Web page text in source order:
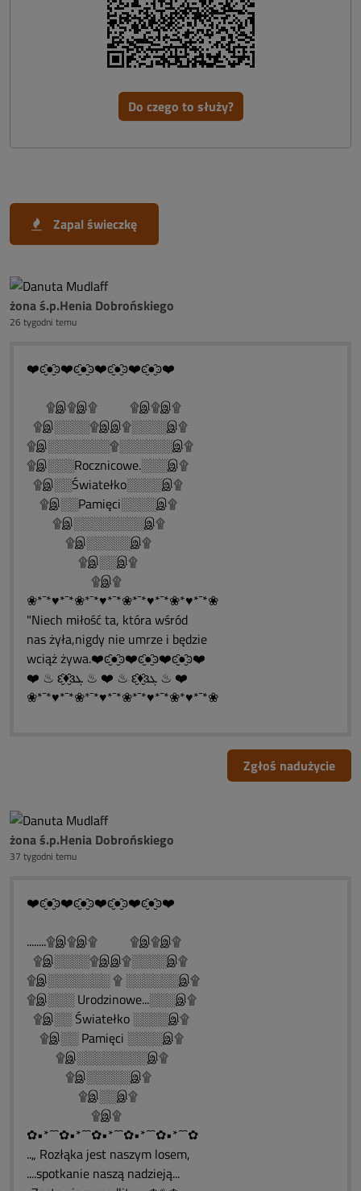
Do czego to służy?
Zapal świeczkę
żona ś.p.Henia Dobrońskiego
26 tygodni temu
❤️ͼ̮̑●̮̑ͽ❤️ͼ̮̑●̮̑ͽ❤️ͼ̮̑●̮̑ͽ❤️ͼ̮̑●̮̑ͽ❤️
۩இ۩இ۩ ۩இ۩இ۩
۩இ░░░░۩இஇ۩░░░░இ۩
۩இ░░░░░░░۩░░░░░░இ۩
۩இ░░░Rocznicowe.░░░இ۩
۩இ░░Światełko░░░░இ۩
۩இ░░Pamięci░░░░இ۩
۩இ░░░░░░░░இ۩
۩இ░░░░░இ۩
۩இ░░இ۩
۩இ۩
❀*¯*♥*¯*❀*¯*♥*¯*❀*¯*♥*¯*❀*♥*¯*❀
"Niech miłość ta, która wśród
nas żyła,nigdy nie umrze i będzie
wciąż żywa.❤️ͼ̮̑●̮̑ͽ❤️ͼ̮̑●̮̑ͽ❤️ͼ̮̑●̮̑ͽ❤️
❤️ ♨ ԑ̮̑♦̮̑ɜܓ ♨ ❤️ ♨ ԑ̮̑♦̮̑ɜܓ ♨ ❤️
❀*¯*♥*¯*❀*¯*♥*¯*❀*¯*♥*¯*❀*♥*¯*❀
Zgłoś nadużycie
żona ś.p.Henia Dobrońskiego
37 tygodni temu
❤️ͼ̮̑●̮̑ͽ❤️ͼ̮̑●̮̑ͽ❤️ͼ̮̑●̮̑ͽ❤️ͼ̮̑●̮̑ͽ❤️
........۩இ۩இ۩ ۩இ۩இ۩
۩இ░░░░۩இஇ۩░░░░இ۩
۩இ░░░░░░░ ۩ ░░░░░░இ۩
۩இ░░░ Urodzinowe...░░░இ۩
۩இ░░ Światełko ░░░░இ۩
۩இ░░ Pamięci ░░░░இ۩
۩இ░░░░░░░░இ۩
۩இ░░░░░இ۩
۩இ░░இ۩
۩இ۩
✿•*´¯`✿•*´¯`✿•*´¯`✿•*´¯`✿•*´¯`✿
..„ Rozłąka jest naszym losem,
....spotkanie naszą nadzieją...